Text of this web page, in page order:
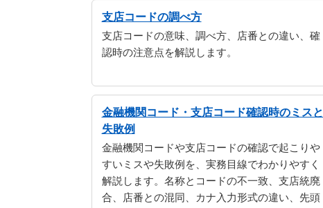
支店コードの調べ方
支店コードの意味、調べ方、店番との違い、確
認時の注意点を解説します。
金融機関コード・支店コード確認時のミスと
失敗例
金融機関コードや支店コードの確認で起こりや
すいミスや失敗例を、実務目線でわかりやすく
解説します。名称とコードの不一致、支店統廃
合、店番との混同、カナ入力形式の違い、先頭